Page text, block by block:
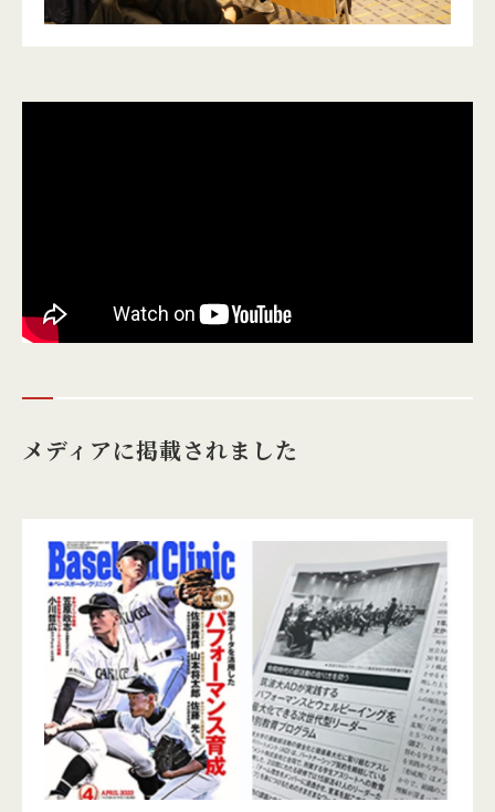
メディアに掲載されました